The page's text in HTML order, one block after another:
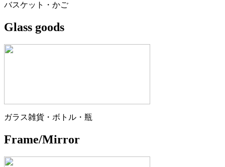
バスケット・かご
Glass goods
ガラス雑貨・ボトル・瓶
Frame/Mirror